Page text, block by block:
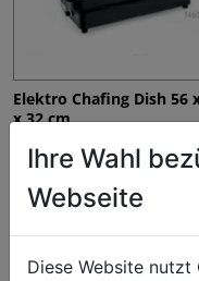
Elektro Chafing Dish 56
x 32 cm
€ 179,00
Ihre Wahl
Webseite
Diese Website